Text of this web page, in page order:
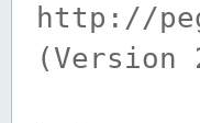
http://
(Version